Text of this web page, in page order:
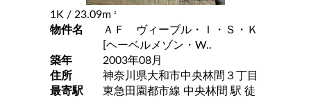
1K / 23.09m 2
物件名
ＡＦ ヴィーブル・Ｉ・Ｓ・Ｋ
[ヘーベルメゾン・W..
築年
2003年08月
住所
神奈川県大和市中央林間３丁目
最寄駅
東急田園都市線 中央林間 駅 徒